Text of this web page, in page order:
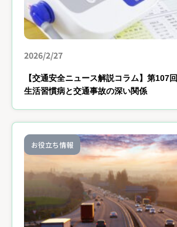
2026/2/27
【交通安全ニュース解説コラム】第107回
生活習慣病と交通事故の深い関係
お役立ち情報